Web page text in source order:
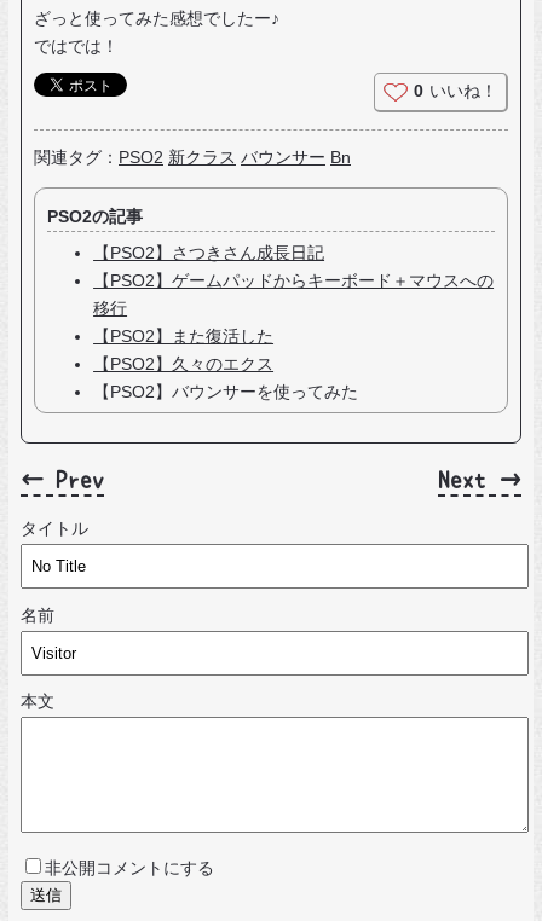
ざっと使ってみた感想でしたー♪
ではでは！
0 いいね！
関連タグ： PSO2 新クラス バウンサー Bn
PSO2の記事
【PSO2】さつきさん成長日記
【PSO2】ゲームパッドからキーボード＋マウスへの
移行
【PSO2】また復活した
【PSO2】久々のエクス
【PSO2】バウンサーを使ってみた
← Prev Next →
タイトル
名前
本文
非公開コメントにする